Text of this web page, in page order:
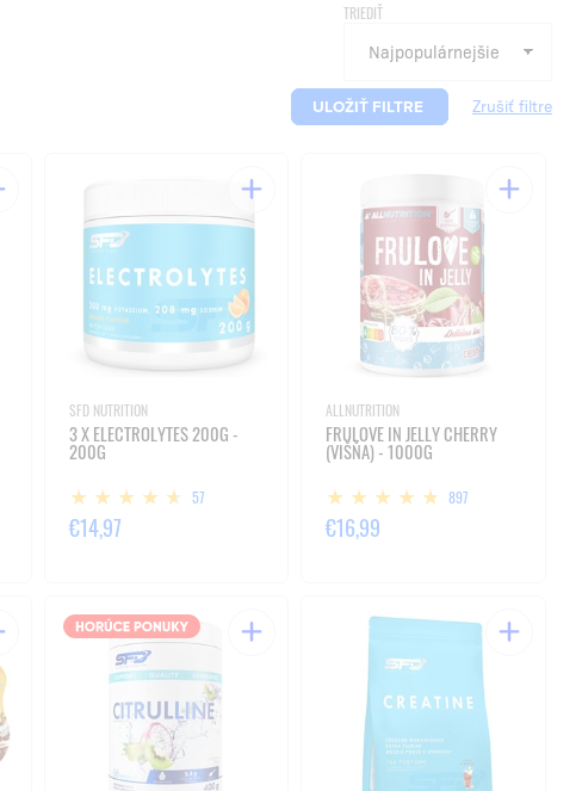
TRIEDIŤ
ULOŽIŤ FILTRE
SFD NUTRITION
3 X ELECTROLYTES 200G -
200G
57
€14,97
ALLNUTRITION
FRULOVE IN JELLY CHERRY
(VIŠŇA) - 1000G
897
€16,99